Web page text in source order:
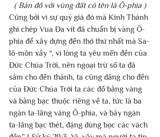
( Bản đồ với vùng đất có tên là Ô-phia )
Cũng bởi vì sự quý giá đó mà Kinh Thánh
ghi chép Vua Đa vít đã chuẩn bị vàng Ô-
phia để xây dựng đền thờ thứ nhất mà Sa-
lô-môn xây “, vì lòng ta yêu mến đền của
Đức Chúa Trời, nên ngoại trừ số ta đã
sắm cho đền thánh, ta cũng dâng cho đền
của Đức Chúa Trời ta các đồ bằng vàng
và bằng bạc thuộc riêng về ta, tức là ba
ngàn ta-lâng vàng Ô-phia, và bảy ngàn
ta-lâng bạc thét, đặng dùng bọc các vách